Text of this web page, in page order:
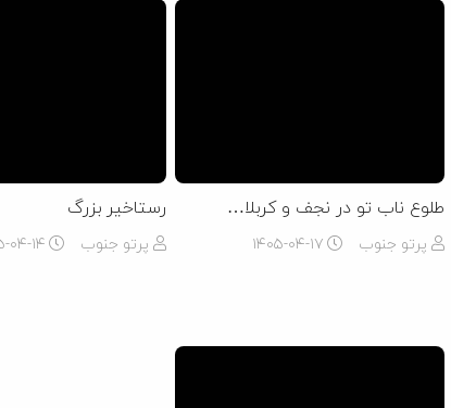
طلوع ناب تو در نجف و کربلا…
پرتو جنوب ۱۴۰۵-۰۴-۱۷
رستاخیر بزرگ
پرتو جنوب ۱۴۰۵-